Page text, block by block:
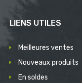
LIENS UTILES
Meilleures ventes
Nouveaux produits
En soldes